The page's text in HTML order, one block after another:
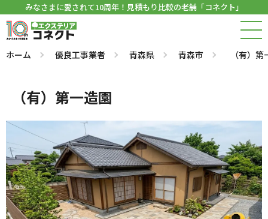
みなさまに愛されて10周年！見積もり比較の老舗「コネクト」
ホーム 優良工事業者 青森県 青森市 （有）
（有）第一造園